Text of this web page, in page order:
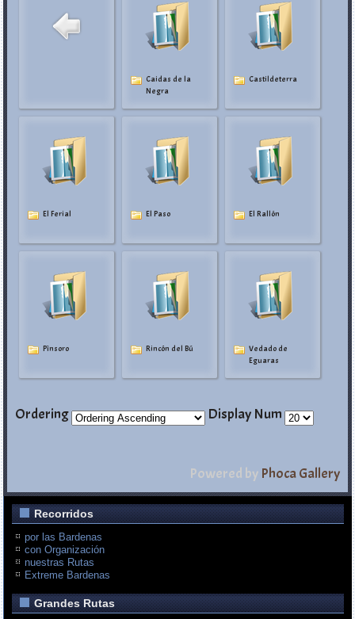
Caidas de la
Negra
Castildeterra
El Ferial El Paso El Rallón
Pìnsoro Rincón del Bú
Vedado de
Eguaras
Ordering Display Num
Powered by Phoca Gallery
Recorridos
por las Bardenas
con Organización
nuestras Rutas
Extreme Bardenas
Grandes Rutas